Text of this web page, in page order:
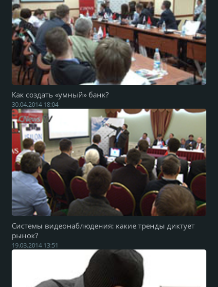
Как создать «умный» банк?
30.04.2014 18:04
Системы видеонаблюдения: какие тренды диктует
рынок?
19.03.2014 13:51